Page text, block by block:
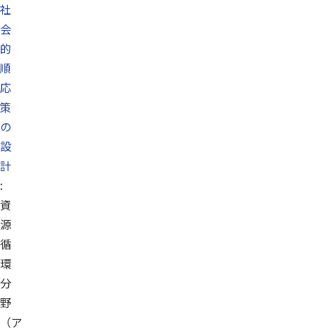
社
会
的
順
応
策
の
設
計
:
資
源
循
環
分
野
（ア